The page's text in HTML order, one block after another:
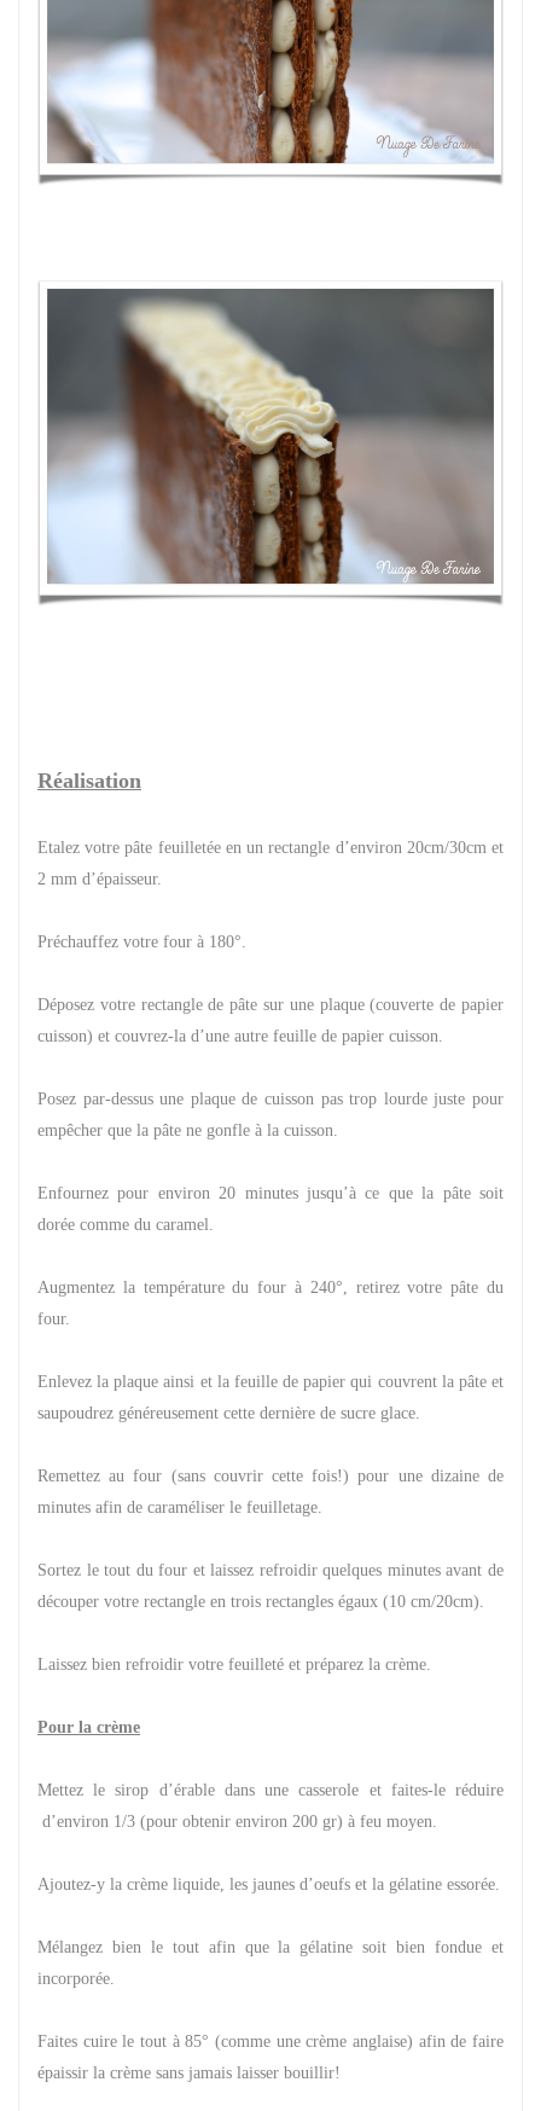
Réalisation
Etalez votre pâte feuilletée en un rectangle d’environ 20cm/30cm et
2 mm d’épaisseur.
Préchauffez votre four à 180°.
Déposez votre rectangle de pâte sur une plaque (couverte de papier
cuisson) et couvrez-la d’une autre feuille de papier cuisson.
Posez par-dessus une plaque de cuisson pas trop lourde juste pour
empêcher que la pâte ne gonfle à la cuisson.
Enfournez pour environ 20 minutes jusqu’à ce que la pâte soit
dorée comme du caramel.
Augmentez la température du four à 240°, retirez votre pâte du
four.
Enlevez la plaque ainsi et la feuille de papier qui couvrent la pâte et
saupoudrez généreusement cette dernière de sucre glace.
Remettez au four (sans couvrir cette fois!) pour une dizaine de
minutes afin de caraméliser le feuilletage.
Sortez le tout du four et laissez refroidir quelques minutes avant de
découper votre rectangle en trois rectangles égaux (10 cm/20cm).
Laissez bien refroidir votre feuilleté et préparez la crème.
Pour la crème
Mettez le sirop d’érable dans une casserole et faites-le réduire
d’environ 1/3 (pour obtenir environ 200 gr) à feu moyen.
Ajoutez-y la crème liquide, les jaunes d’oeufs et la gélatine essorée.
Mélangez bien le tout afin que la gélatine soit bien fondue et
incorporée.
Faites cuire le tout à 85° (comme une crème anglaise) afin de faire
épaissir la crème sans jamais laisser bouillir!